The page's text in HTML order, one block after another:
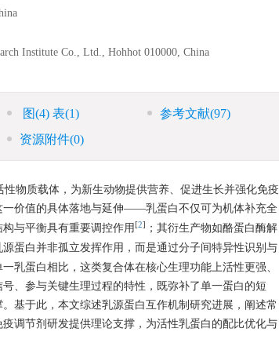
Institute Co., Ltd., Hohhot 010000, China
图(4) 表(1) 参考文献(97)
资源附件(0)
物质载体，为新生动物提供营养、促进生长并强化免疫
一价值的具体落地与延伸——乳蛋白不仅可为机体补充全
与平衡具有重要调控作用 [2]
；其衍生产物如酪蛋白酶解
源蛋白并非孤立发挥作用，而是通过分子间特异性识别与
乳蛋白相比，这类复合体在核心生理功能上活性更强、
、参与关键生理过程的特性，既弥补了单一蛋白的短
基于此，本文综述乳源蛋白互作机制研究进展，阐述常
调节剂研发提供理论支撑，为活性乳蛋白的配比优化与